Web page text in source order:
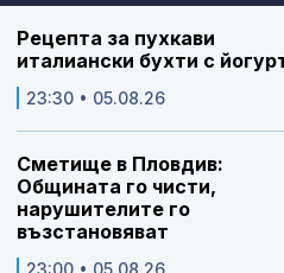
Рецепта за пухкави
италиански бухти с
23:30 • 05.08.26
Сметище в Пловдив:
Общината го чисти,
нарушителите го
възстановяват